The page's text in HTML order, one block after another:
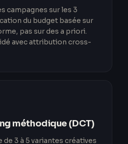
campagnes sur les 3
du budget basée sur
pas sur des a priori.
avec attribution cross-
méthodique (DCT)
3 à 5 variantes créatives